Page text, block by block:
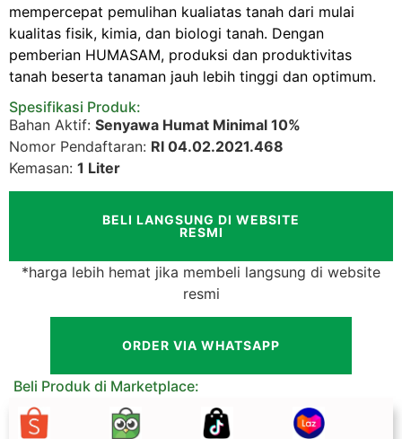
mempercepat pemulihan kualiatas tanah dari mulai
kualitas fisik, kimia, dan biologi tanah. Dengan
pemberian HUMASAM, produksi dan produktivitas
tanah beserta tanaman jauh lebih tinggi dan optimum.
Spesifikasi Produk:
Bahan Aktif: Senyawa Humat Minimal 10%
Nomor Pendaftaran: RI 04.02.2021.468
Kemasan: 1 Liter
BELI LANGSUNG DI WEBSITE
RESMI
*harga lebih hemat jika membeli langsung di website
resmi
ORDER VIA WHATSAPP
Beli Produk di Marketplace: